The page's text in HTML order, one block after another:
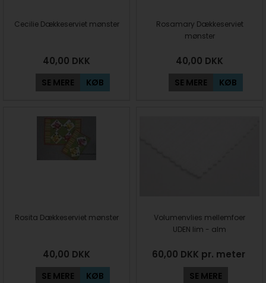
Cecilie Dækkeserviet mønster
40,00 DKK
SE MERE KØB
Rosamary Dækkeserviet
mønster
40,00 DKK
SE MERE KØB
Rosita Dækkeserviet mønster
40,00 DKK
SE MERE KØB
Volumenvlies mellemfoer
UDEN lim - alm
60,00 DKK pr. meter
SE MERE